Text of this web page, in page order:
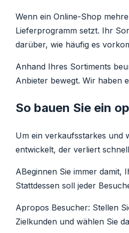
Wenn ein Online-Shop
Lieferprogramm setzt. Ihr
darüber, wie häufig es
Anhand Ihres Sortiments
Anbieter bewegt. Wir haben
So bauen Sie ein
Um ein verkaufsstarkes und
entwickelt, der verliert
ABeginnen Sie immer
Stattdessen soll jeder
Apropos Besucher: Stellen
Zielkunden und wählen Sie